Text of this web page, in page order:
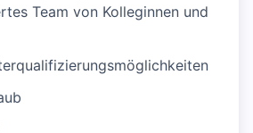
Team von Kolleginnen und